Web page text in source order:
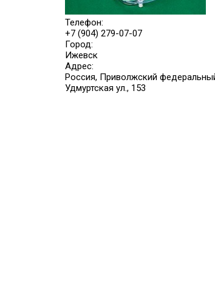
Телефон:
+7 (904) 279-07-07
Город:
Ижевск
Адрес:
Россия, Приволжский
Удмуртская ул., 153